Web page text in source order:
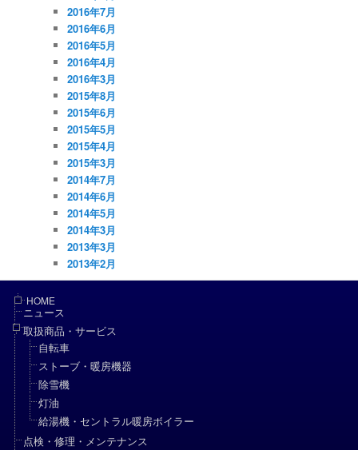
2016年7月
2016年6月
2016年5月
2016年4月
2016年3月
2015年8月
2015年6月
2015年5月
2015年4月
2015年3月
2014年7月
2014年6月
2014年5月
2014年3月
2013年3月
2013年2月
HOME
ニュース
取扱商品・サービス
自転車
ストーブ・暖房機器
除雪機
灯油
給湯機・セントラル暖房ボイラー
点検・修理・メンテナンス